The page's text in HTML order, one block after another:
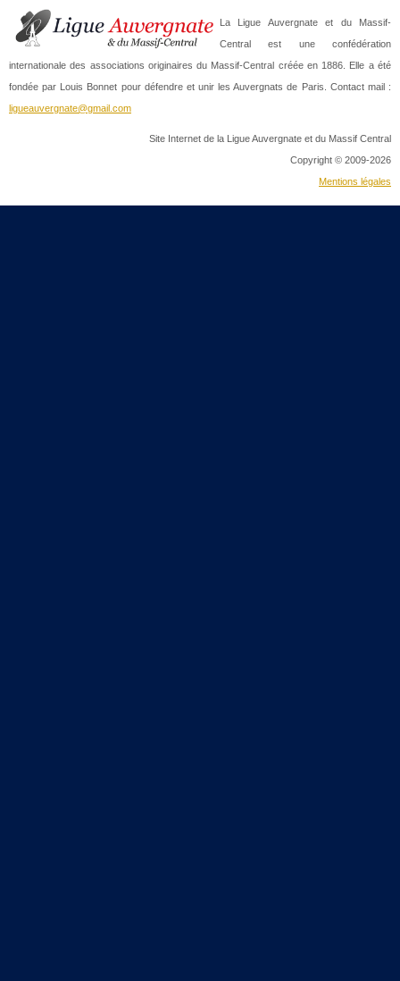
La Ligue Auvergnate et du Massif-
Central est une confédération
internationale des associations originaires du Massif-Central créée en 1886. Elle a été
fondée par Louis Bonnet pour défendre et unir les Auvergnats de Paris. Contact mail :
ligueauvergnate@gmail.com
Site Internet de la Ligue Auvergnate et du Massif Central
Copyright © 2009-2026
Mentions légales